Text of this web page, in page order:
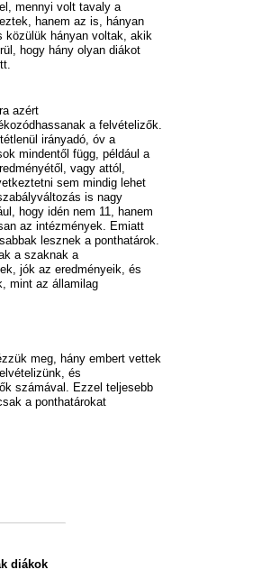
mennyi volt tavaly a
hanem az is, hányan
közülük hányan voltak, akik
hogy hány olyan diákot
azért
a felvételizők.
irányadó, óv a
mindentől függ, például a
vagy attól,
sem mindig lehet
is nagy
hogy idén nem 11, hanem
az intézmények. Emiatt
lesznek a ponthatárok.
a szaknak a
jók az eredményeik, és
mint az államilag
meg, hány embert vettek
és
számával. Ezzel teljesebb
a ponthatárokat
diákok